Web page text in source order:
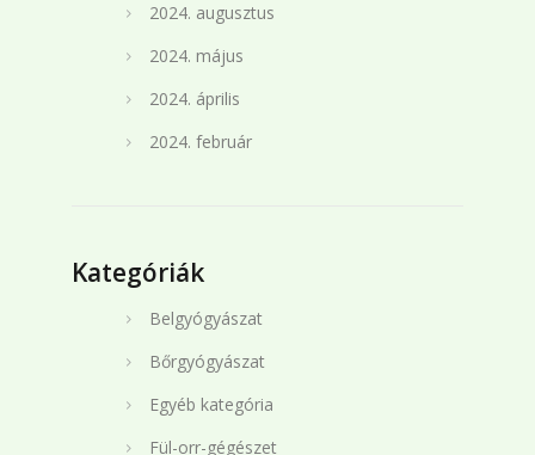
2024. augusztus
2024. május
2024. április
2024. február
Kategóriák
Belgyógyászat
Bőrgyógyászat
Egyéb kategória
Fül-orr-gégészet